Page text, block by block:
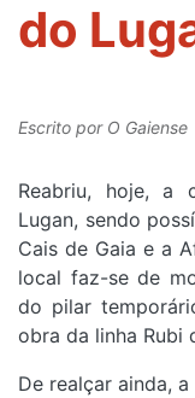
do
Escrito por O Gaiense
Reabriu, hoje, a
Lugan, sendo
Cais de Gaia e a
local faz-se de
do pilar
obra da linha Rubi
De realçar ainda,